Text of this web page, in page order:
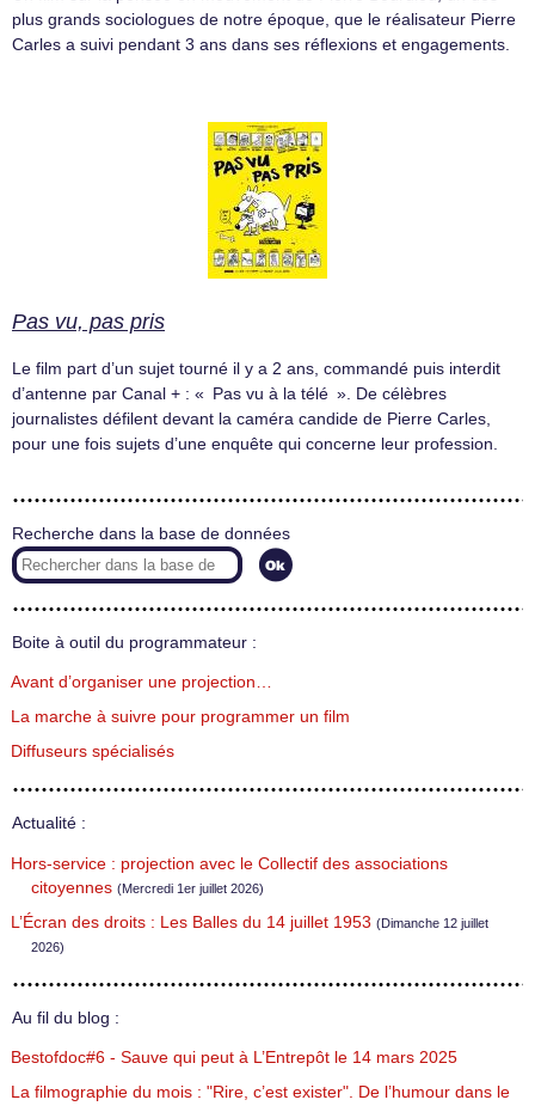
plus grands sociologues de notre époque, que le réalisateur Pierre
Carles a suivi pendant 3 ans dans ses réflexions et engagements.
Pas vu, pas pris
Le film part d’un sujet tourné il y a 2 ans, commandé puis interdit
d’antenne par Canal + : « Pas vu à la télé ». De célèbres
journalistes défilent devant la caméra candide de Pierre Carles,
pour une fois sujets d’une enquête qui concerne leur profession.
Recherche dans la base de données
Boite à outil du programmateur :
Avant d’organiser une projection…
La marche à suivre pour programmer un film
Diffuseurs spécialisés
Actualité :
Hors-service : projection avec le Collectif des associations
citoyennes (Mercredi 1er juillet 2026)
L’Écran des droits : Les Balles du 14 juillet 1953 (Dimanche 12 juillet
2026)
Au fil du blog :
Bestofdoc#6 - Sauve qui peut à L’Entrepôt le 14 mars 2025
La filmographie du mois : "Rire, c’est exister". De l’humour dans le